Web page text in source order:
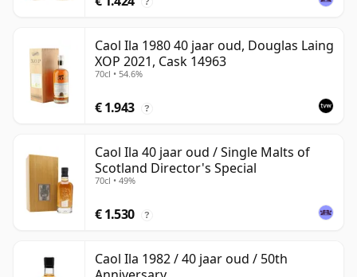
Caol Ila 1980 40 jaar oud, Douglas Laing
XOP 2021, Cask 14963
70cl • 54.6%
€ 1.943 ?
Caol Ila 40 jaar oud / Single Malts of
Scotland Director's Special
70cl • 49%
€ 1.530 ?
Caol Ila 1982 / 40 jaar oud / 50th